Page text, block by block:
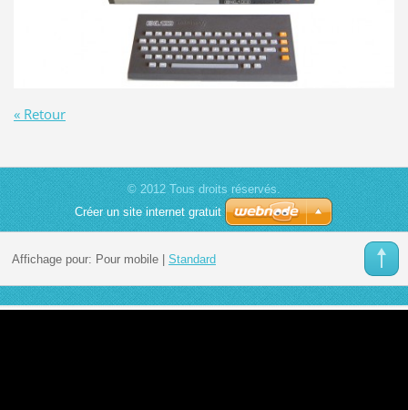
« Retour
© 2012 Tous droits réservés.
Créer un site internet gratuit
Affichage pour: Pour mobile| Standard